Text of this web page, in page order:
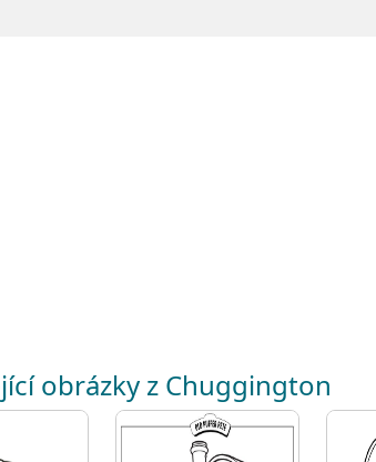
obrázky z Chuggington